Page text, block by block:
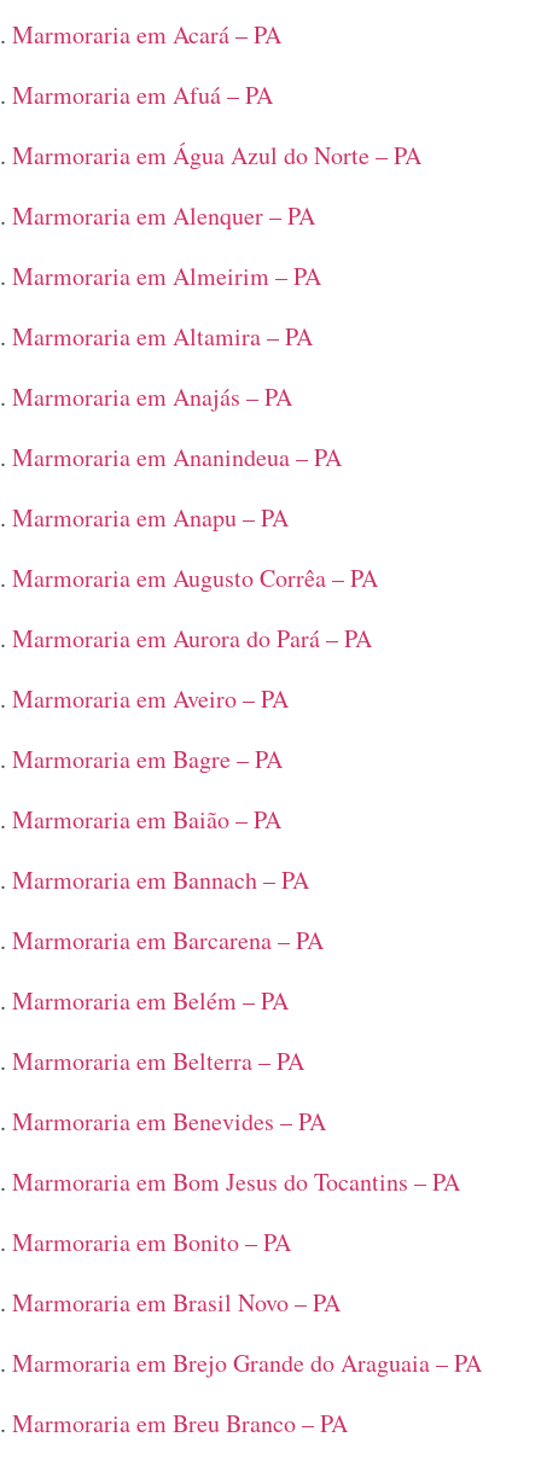
Marmoraria em Acará – PA
Marmoraria em Afuá – PA
Marmoraria em Água Azul do Norte – PA
Marmoraria em Alenquer – PA
Marmoraria em Almeirim – PA
Marmoraria em Altamira – PA
Marmoraria em Anajás – PA
Marmoraria em Ananindeua – PA
Marmoraria em Anapu – PA
Marmoraria em Augusto Corrêa – PA
Marmoraria em Aurora do Pará – PA
Marmoraria em Aveiro – PA
Marmoraria em Bagre – PA
Marmoraria em Baião – PA
Marmoraria em Bannach – PA
Marmoraria em Barcarena – PA
Marmoraria em Belém – PA
Marmoraria em Belterra – PA
Marmoraria em Benevides – PA
Marmoraria em Bom Jesus do Tocantins – PA
Marmoraria em Bonito – PA
Marmoraria em Brasil Novo – PA
Marmoraria em Brejo Grande do Araguaia – PA
Marmoraria em Breu Branco – PA